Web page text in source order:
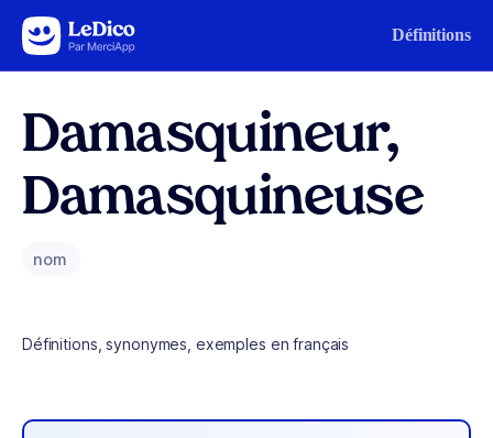
Aller au contenu Définitions
Damasquineur,
Damasquineuse
nom
Définitions, synonymes, exemples en français